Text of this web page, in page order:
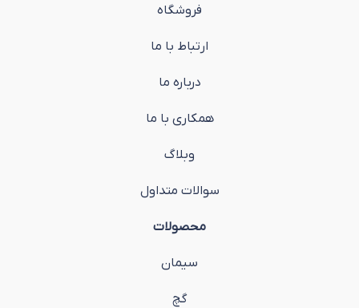
فروشگاه
ارتباط با ما
درباره ما
همکاری با ما
وبلاگ
سوالات متداول
محصولات
سیمان
گچ